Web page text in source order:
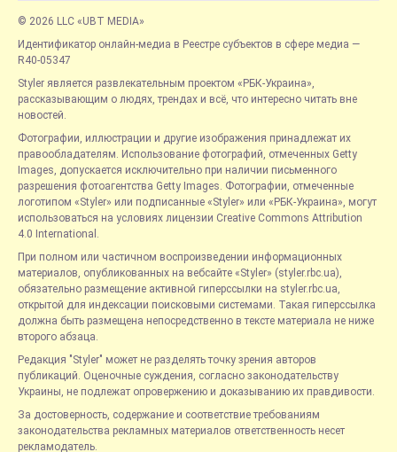
© 2026 LLC «UBT MEDIA»
Идентификатор онлайн-медиа в Реестре субъектов в сфере медиа —
R40-05347
Styler является развлекательным проектом «РБК-Украина»,
рассказывающим о людях, трендах и всё, что интересно читать вне
новостей.
Фотографии, иллюстрации и другие изображения принадлежат их
правообладателям. Использование фотографий, отмеченных Getty
Images, допускается исключительно при наличии письменного
разрешения фотоагентства Getty Images. Фотографии, отмеченные
логотипом «Styler» или подписанные «Styler» или «РБК-Украина», могут
использоваться на условиях лицензии Creative Commons Attribution
4.0 International.
При полном или частичном воспроизведении информационных
материалов, опубликованных на вебсайте «Styler» (styler.rbc.ua),
обязательно размещение активной гиперссылки на styler.rbc.ua,
открытой для индексации поисковыми системами. Такая гиперссылка
должна быть размещена непосредственно в тексте материала не ниже
второго абзаца.
Редакция "Styler" может не разделять точку зрения авторов
публикаций. Оценочные суждения, согласно законодательству
Украины, не подлежат опровержению и доказыванию их правдивости.
За достоверность, содержание и соответствие требованиям
законодательства рекламных материалов ответственность несет
рекламодатель.